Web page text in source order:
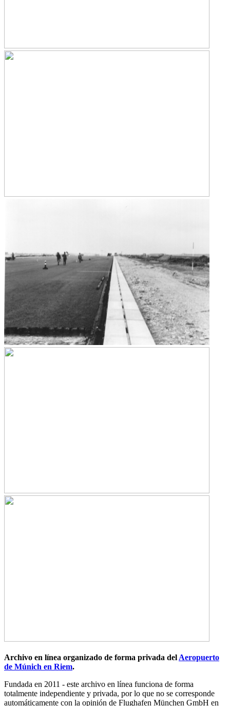
Archivo en línea organizado de forma privada del Aeropuerto
de Múnich en Riem.
Fundada en 2011 - este archivo en línea funciona de forma
totalmente independiente y privada, por lo que no se corresponde
automáticamente con la opinión de Flughafen München GmbH en